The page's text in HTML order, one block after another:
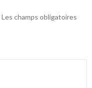
Les champs obligatoires